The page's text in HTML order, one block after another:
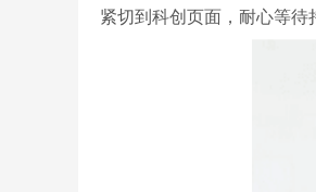
紧切到科创页面，耐心等待